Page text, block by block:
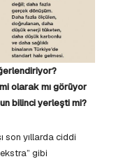
olarak mı görüyor
bilinci yerleşti mi?
son yıllarda ciddi
gibi